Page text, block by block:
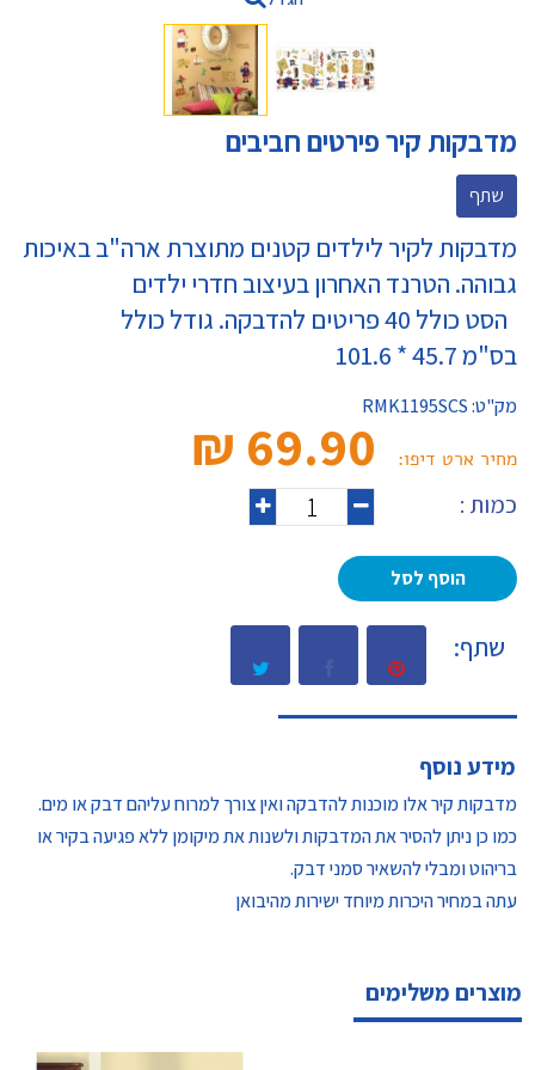
מדבקות קיר פירטים חביבים
שתף
מדבקות לקיר לילדים קטנים מתוצרת ארה"ב באיכות
גבוהה. הטרנד האחרון בעיצוב חדרי ילדים
הסט כולל 40 פריטים להדבקה. גודל כולל
בס"מ 45.7 * 101.6
מק"ט:RMK1195SCS
מחיר ארט דיפו: 69.90 ₪‎
כמות :
הוסף לסל
שתף:
מידע נוסף
מדבקות קיר אלו מוכנות להדבקה ואין צורך למרוח עליהם דבק או מים.
כמו כן ניתן להסיר את המדבקות ולשנות את מיקומן ללא פגיעה בקיר או
בריהוט ומבלי להשאיר סמני דבק.
עתה במחיר היכרות מיוחד ישירות מהיבואן
מוצרים משלימים